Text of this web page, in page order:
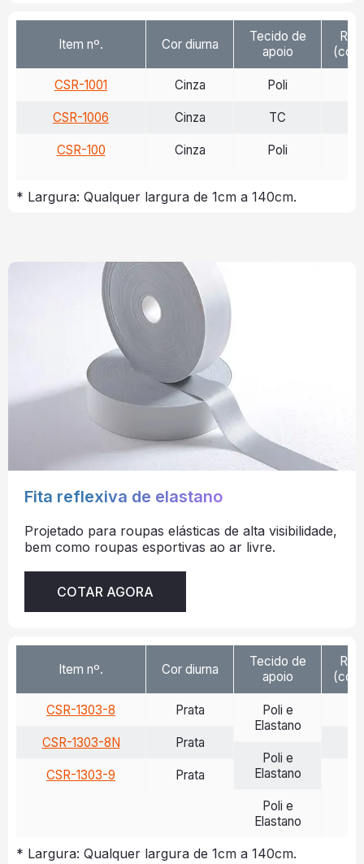
Item nº.
CSR-1001
CSR-1006
CSR-100
Cor diurna
Cinza
Cinza
Cinza
Tecido de
apoio
Poli
TC
Poli
(cd/
* Largura: Qualquer largura de 1cm a 140cm.
Fita reflexiva de elastano
Projetado para roupas elásticas de alta visibilidade,
bem como roupas esportivas ao ar livre.
COTAR AGORA
Item nº.
CSR-1303-8
CSR-1303-8N
CSR-1303-9
Cor diurna
Prata
Prata
Prata
Tecido de
apoio
Poli e
Elastano
Poli e
Elastano
Poli e
Elastano
(cd/
* Largura: Qualquer largura de 1cm a 140cm.